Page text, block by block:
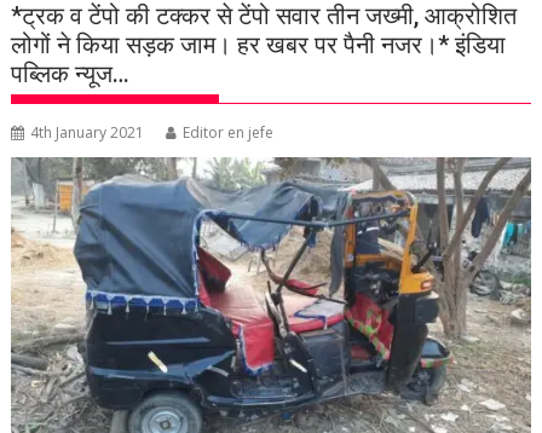
*ट्रक व टेंपो की टक्कर से टेंपो सवार तीन जख्मी, आक्रोशित
लोगों ने किया सड़क जाम। हर खबर पर पैनी नजर।* इंडिया
पब्लिक न्यूज…
4th January 2021 Editor en jefe